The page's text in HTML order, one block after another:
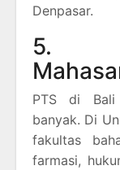
Denpasar.
5.
PTS di Bali
banyak. Di
fakultas
farmasi,